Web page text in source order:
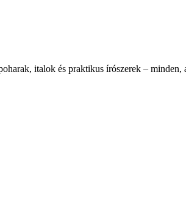
italok és praktikus írószerek –